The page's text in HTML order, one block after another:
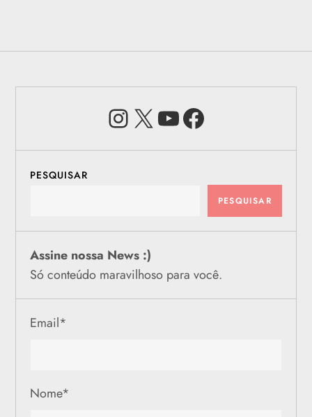
Instagram
X Youtube
PESQUISAR
PESQUISAR
Assine nossa News :)
Só conteúdo maravilhoso para você.
Email*
Nome*